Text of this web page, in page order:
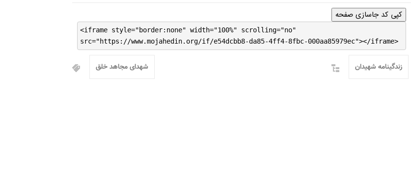
کپی کد جاسازی صفحه
<iframe style="border:none" width="100%" scrolling="no"
src="https://www.mojahedin.org/if/e54dcbb8-da85-4ff4-8fbc-000aa85979ec"></iframe>
شهدای مجاهد خلق زندگینامه شهیدان